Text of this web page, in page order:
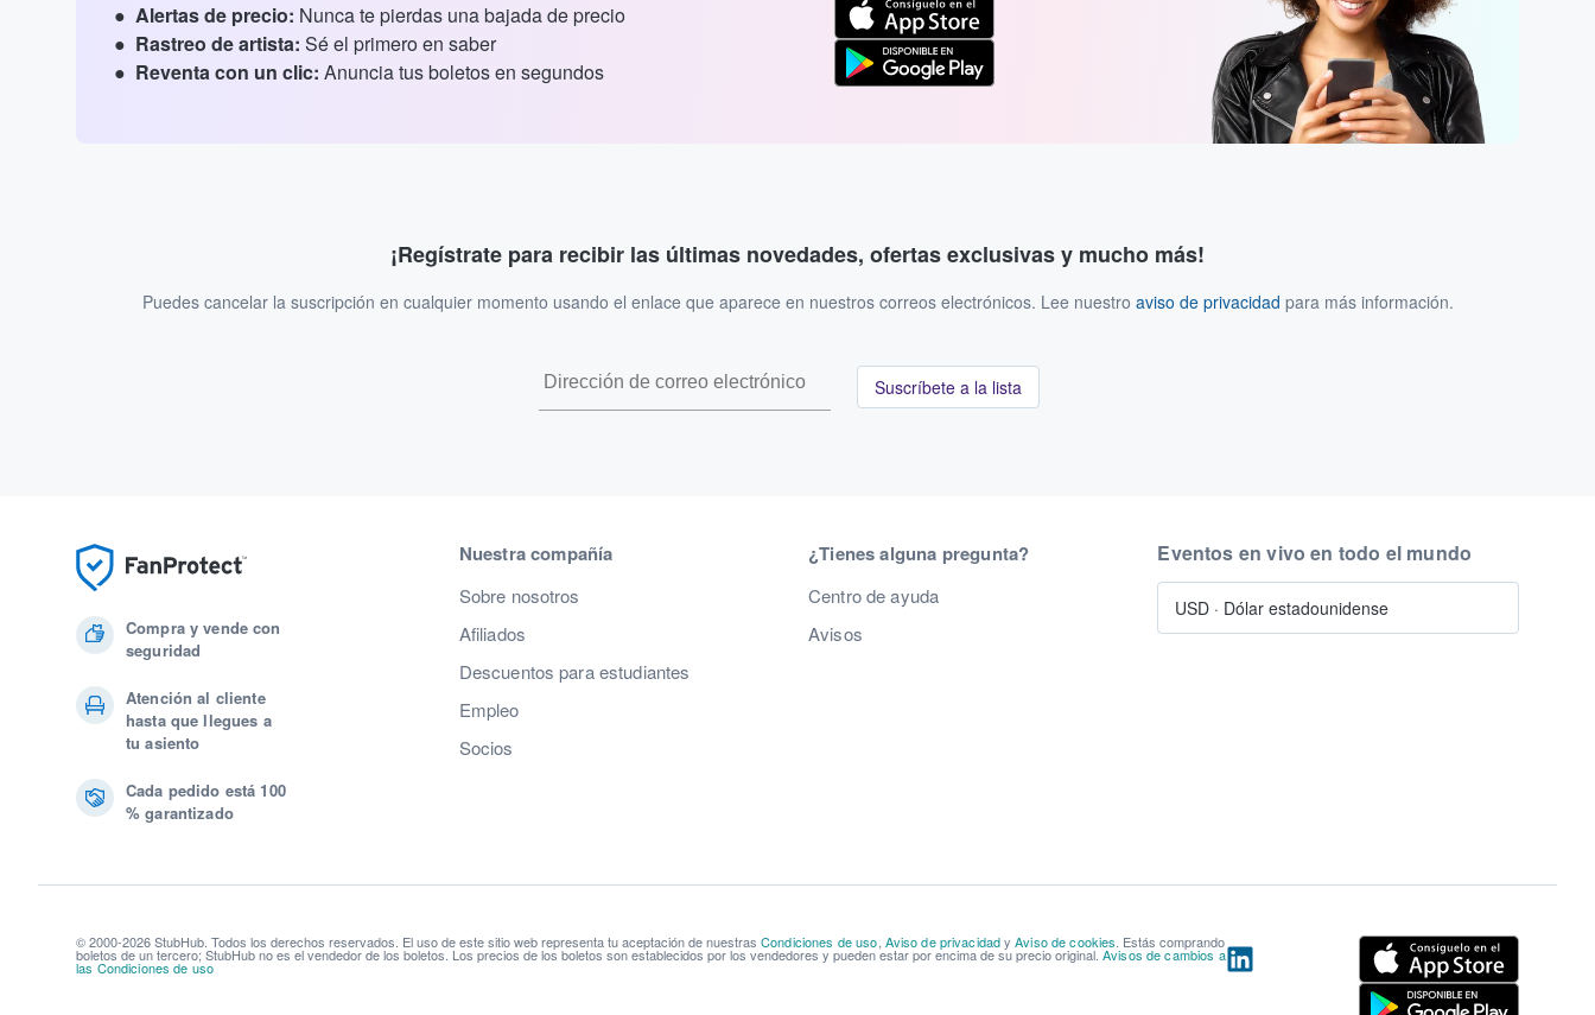
Alertas de precio: Nunca te pierdas una bajada de precio
Rastreo de artista: Sé el primero en saber
Reventa con un clic: Anuncia tus boletos en segundos
¡Regístrate para recibir las últimas novedades, ofertas exclusivas y mucho más!
Puedes cancelar la suscripción en cualquier momento usando el enlace que aparece en nuestros correos electrónicos. Lee nuestro aviso de privacidad para más información.
Suscríbete a la lista
Compra y vende con
seguridad
Atención al cliente
hasta que llegues a
tu asiento
Cada pedido está 100
% garantizado
Nuestra compañía
Sobre nosotros
Afiliados
Descuentos para estudiantes
Empleo
Socios
¿Tienes alguna pregunta?
Centro de ayuda
Avisos
Eventos en vivo en todo el mundo
USD · Dólar estadounidense
© 2000-2026 StubHub. Todos los derechos reservados. El uso de este sitio web representa tu aceptación de nuestras Condiciones de uso, Aviso de privacidadyAviso de cookies. Estás comprando
boletos de un tercero; StubHub no es el vendedor de los boletos. Los precios de los boletos son establecidos por los vendedores y pueden estar por encima de su precio original. Avisos de cambios a
las Condiciones de uso